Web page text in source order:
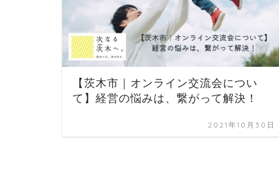
【茨木市｜オンライン交流会につい
て】経営の悩みは、繋がって解決！
2021年10月30日